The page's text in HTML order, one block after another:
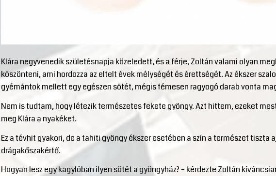
Klára negyvenedik születésnapja közeledett, és a férje, Zoltán valami olyan
köszönteni, ami hordozza az eltelt évek mélységét és érettségét. Az ékszer
gyémántok mellett egy egészen sötét, mégis fémesen ragyogó darab vonta
Nem is tudtam, hogy létezik természetes fekete gyöngy. Azt hittem, ezeket
meg Klára a nyakéket.
Ez a tévhit gyakori, de a tahiti gyöngy ékszer esetében a szín a természet tiszta
drágakőszakértő.
Hogyan lesz egy kagylóban ilyen sötét a gyöngyház? – kérdezte Zoltán